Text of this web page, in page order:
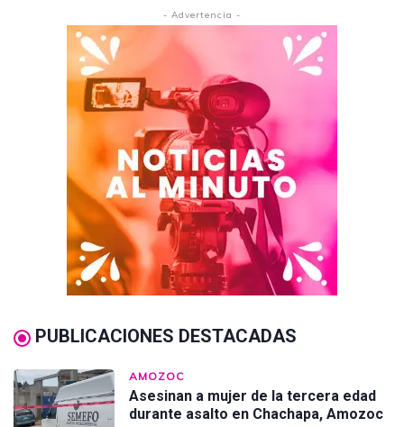
- Advertencia -
PUBLICACIONES DESTACADAS
AMOZOC
Asesinan a mujer de la tercera edad
durante asalto en Chachapa, Amozoc